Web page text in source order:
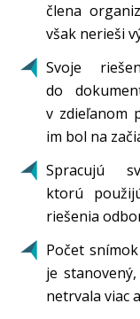
člena
však nerieši
Svoje
do
v zdieľanom
im bol na
Spracujú
ktorú
riešenia
Počet
je
netrvala viac